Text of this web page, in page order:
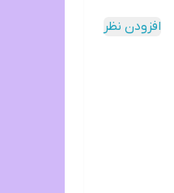
افزودن نظر